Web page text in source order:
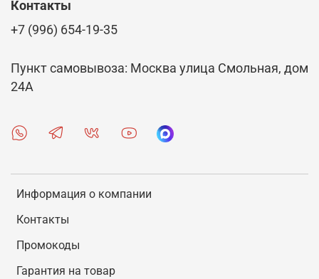
Информация о компании
Контакты
Промокоды
Гарантия на товар
Контакты
+7 (996) 654-19-35
Пункт самовывоза: Москва улица Смольная, дом
24А